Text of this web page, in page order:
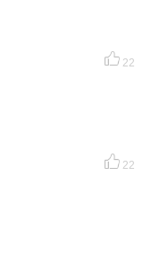
22
22